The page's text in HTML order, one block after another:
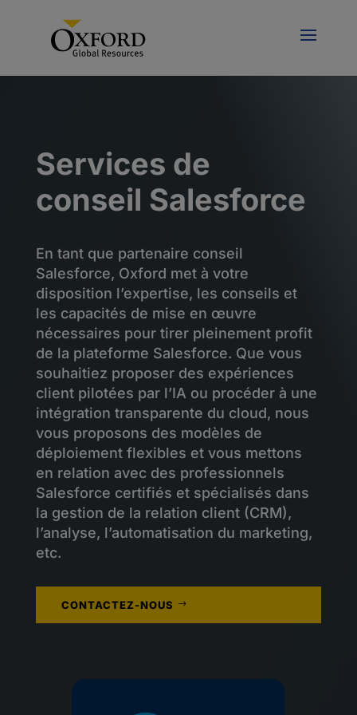
Services de
conseil Salesforce
En tant que partenaire conseil
Salesforce, Oxford met à votre
disposition l’expertise, les conseils et
les capacités de mise en œuvre
nécessaires pour tirer pleinement profit
de la plateforme Salesforce. Que vous
souhaitiez proposer des expériences
client pilotées par l’IA ou procéder à une
intégration transparente du cloud, nous
vous proposons des modèles de
déploiement flexibles et vous mettons
en relation avec des professionnels
Salesforce certifiés et spécialisés dans
la gestion de la relation client (CRM),
l’analyse, l’automatisation du marketing,
etc.
CONTACTEZ-NOUS